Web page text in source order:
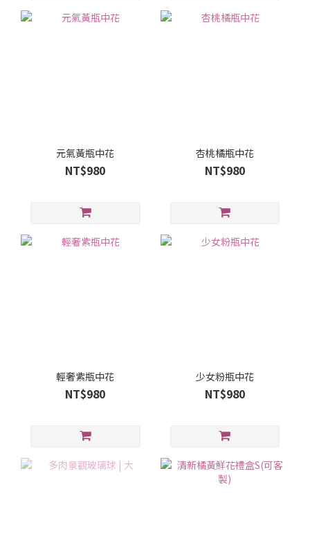
元氣黃瓶中花
NT$980
杏桃橘瓶中花
NT$980
輕奢紫瓶中花
NT$980
少女粉瓶中花
NT$980